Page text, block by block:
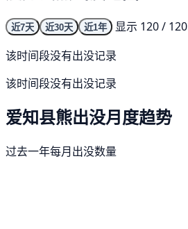
近7天 近30天 近1年
显示 120 / 120
该时间段没有出没记录
该时间段没有出没记录
爱知县熊出没月度趋势
过去一年每月出没数量